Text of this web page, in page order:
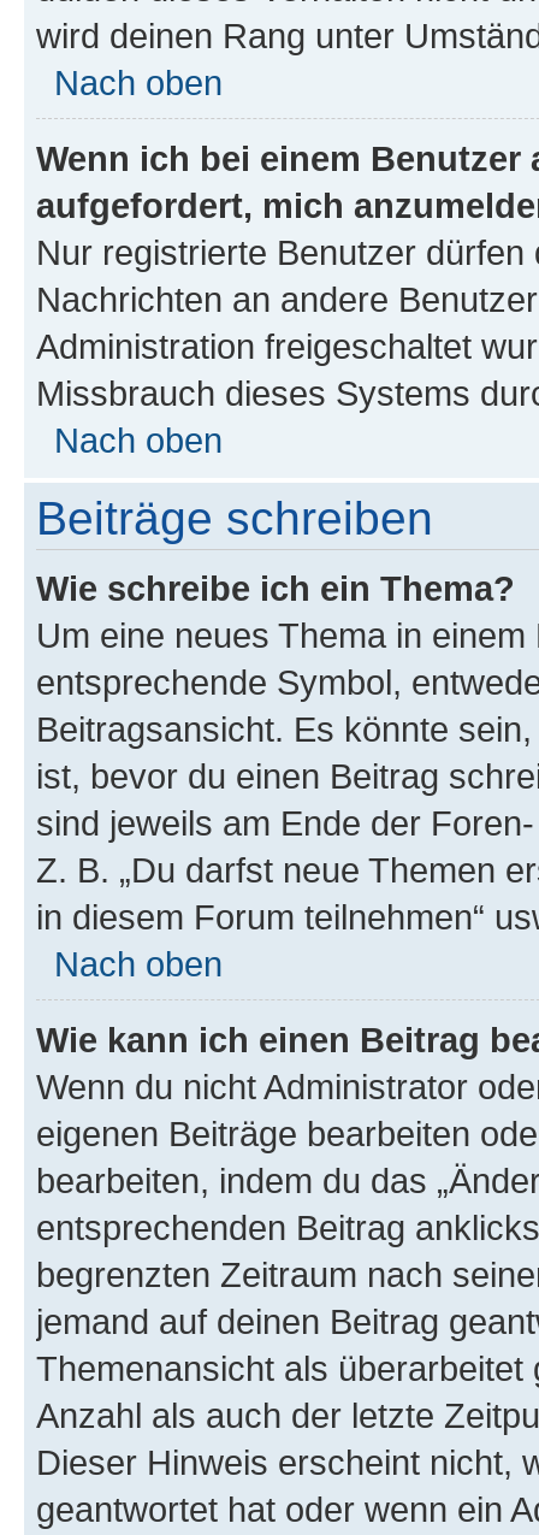
wird deinen Rang unter
Nach oben
Wenn ich bei einem
aufgefordert, mich
Nur registrierte Benutzer
Nachrichten an andere
Administration freigeschaltet
Missbrauch dieses Systems
Nach oben
Beiträge schreiben
Wie schreibe ich ein Thema?
Um eine neues Thema in
entsprechende Symbol,
Beitragsansicht. Es könnte
ist, bevor du einen Beitrag
sind jeweils am Ende der
Z. B. „Du darfst neue Themen
in diesem Forum teilnehmen“
Nach oben
Wie kann ich einen Beitrag
Wenn du nicht Administrator
eigenen Beiträge bearbeiten
bearbeiten, indem du das
entsprechenden Beitrag
begrenzten Zeitraum nach
jemand auf deinen Beitrag
Themenansicht als
Anzahl als auch der letzte
Dieser Hinweis erscheint nicht,
geantwortet hat oder wenn ein